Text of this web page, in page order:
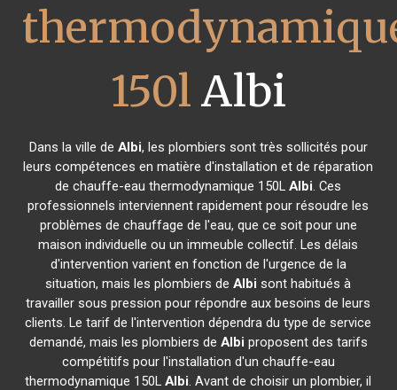
150l Albi
Dans la ville de Albi, les plombiers sont très sollicités pour
leurs compétences en matière d'installation et de réparation
de chauffe-eau thermodynamique 150LAlbi. Ces
professionnels interviennent rapidement pour résoudre les
problèmes de chauffage de l'eau, que ce soit pour une
maison individuelle ou un immeuble collectif. Les délais
d'intervention varient en fonction de l'urgence de la
situation, mais les plombiers deAlbi sont habitués à
travailler sous pression pour répondre aux besoins de leurs
clients. Le tarif de l'intervention dépendra du type de service
demandé, mais les plombiers de Albi proposent des tarifs
compétitifs pour l'installation d'un chauffe-eau
thermodynamique 150LAlbi. Avant de choisir un plombier, il